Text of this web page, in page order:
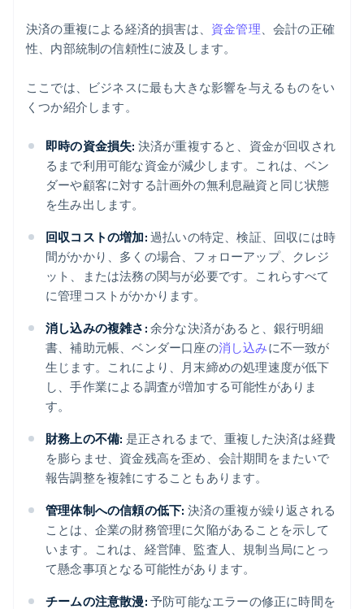
決済の重複による経済的損害は、 資金管理、会計の正確
性、内部統制の信頼性に波及します。
ここでは、ビジネスに最も大きな影響を与えるものをい
くつか紹介します。
即時の資金損失: 決済が重複すると、資金が回収され
るまで利用可能な資金が減少します。これは、ベン
ダーや顧客に対する計画外の無利息融資と同じ状態
を生み出します。
回収コストの増加: 過払いの特定、検証、回収には時
間がかかり、多くの場合、フォローアップ、クレジ
ット、または法務の関与が必要です。これらすべて
に管理コストがかかります。
消し込みの複雑さ: 余分な決済があると、銀行明細
書、補助元帳、ベンダー口座の消し込みに不一致が
生じます。これにより、月末締めの処理速度が低下
し、手作業による調査が増加する可能性がありま
す。
財務上の不備: 是正されるまで、重複した決済は経費
を膨らませ、資金残高を歪め、会計期間をまたいで
報告調整を複雑にすることもあります。
管理体制への信頼の低下: 決済の重複が繰り返される
ことは、企業の財務管理に欠陥があることを示して
います。これは、経営陣、監査人、規制当局にとっ
て懸念事項となる可能性があります。
チームの注意散漫: 予防可能なエラーの修正に時間を